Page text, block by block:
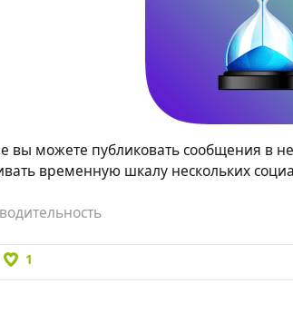
вы можете публиковать сообщения в
временную шкалу нескольких
1